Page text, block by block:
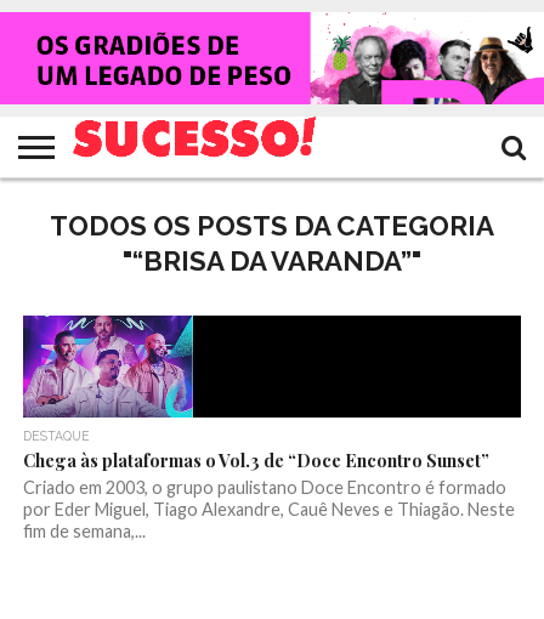
HOME
NOTÍCIAS
SHOWS
ENTREVISTAS
CLIQUES
RANKING
CROWLEY
TV
SUCESSO!
REVISTA
SUCESSO!
TODOS OS POSTS DA CATEGORIA
"“BRISA DA VARANDA”"
DESTAQUE
Chega às plataformas o Vol.3 de “Doce Encontro Sunset”
Criado em 2003, o grupo paulistano Doce Encontro é formado
por Eder Miguel, Tiago Alexandre, Cauê Neves e Thiagão. Neste
fim de semana,...